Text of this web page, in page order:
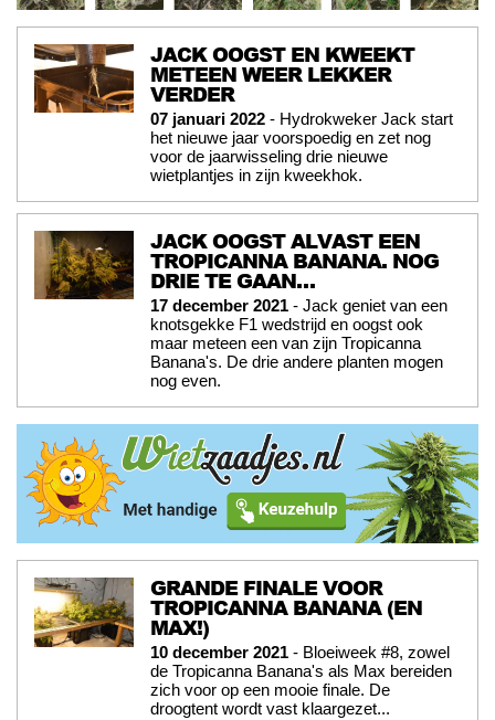
JACK OOGST EN KWEEKT
METEEN WEER LEKKER
VERDER
07 januari 2022 - Hydrokweker Jack start
het nieuwe jaar voorspoedig en zet nog
voor de jaarwisseling drie nieuwe
wietplantjes in zijn kweekhok.
JACK OOGST ALVAST EEN
TROPICANNA BANANA. NOG
DRIE TE GAAN…
17 december 2021 - Jack geniet van een
knotsgekke F1 wedstrijd en oogst ook
maar meteen een van zijn Tropicanna
Banana's. De drie andere planten mogen
nog even.
GRANDE FINALE VOOR
TROPICANNA BANANA (EN
MAX!)
10 december 2021 - Bloeiweek #8, zowel
de Tropicanna Banana's als Max bereiden
zich voor op een mooie finale. De
droogtent wordt vast klaargezet...